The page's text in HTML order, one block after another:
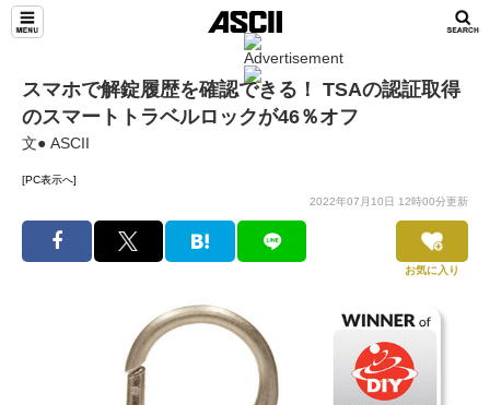
スマホで解錠履歴を確認できる！ TSAの認証取得
のスマートトラベルロックが46％オフ
文● ASCII
[PC表示へ]
2022年07月10日 12時00分更新
お気に入り